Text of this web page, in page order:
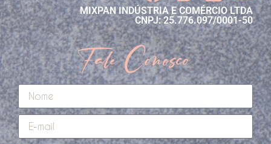
MIXPAN INDÚSTRIA E COMÉRCIO LTDA
CNPJ: 25.776.097/0001-50
Fale Conosco